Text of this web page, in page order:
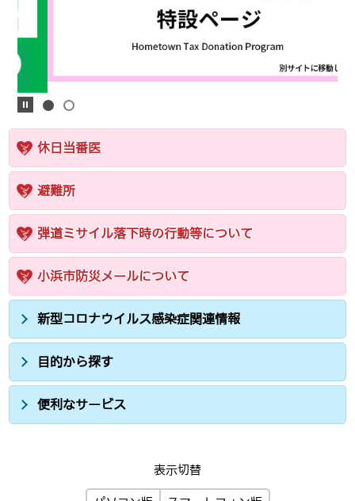
休日当番医
避難所
弾道ミサイル落下時の行動等について
小浜市防災メールについて
新型コロナウイルス感染症関連情報
目的から探す
便利なサービス
表示切替